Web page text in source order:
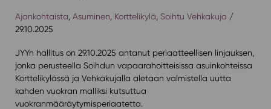
Ajankohtaista Asuminen Korttelikylä Soihtu Vehkakuja /
29.10.2025
JYYn hallitus on 29.10.2025 antanut periaatteellisen linjauksen,
jonka perusteella Soihdun vapaarahoitteisissa asuinkohteissa
Korttelikylässä ja Vehkakujalla aletaan valmistella uutta
kahden vuokran malliksi kutsuttua
vuokranmääräytymisperiaatetta.